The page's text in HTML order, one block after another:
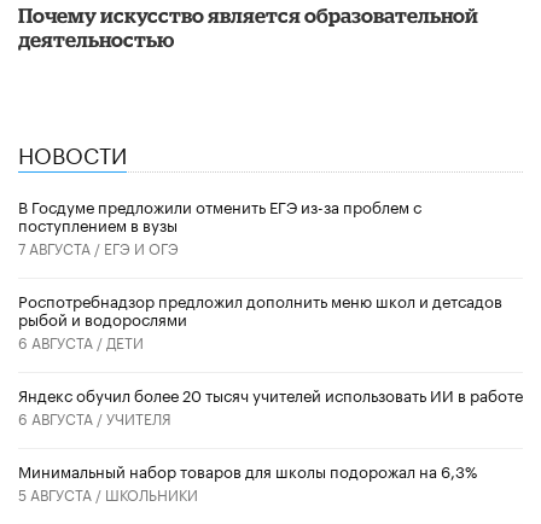
Почему искусство является образовательной
деятельностью
НОВОСТИ
В Госдуме предложили отменить ЕГЭ из-за проблем с
поступлением в вузы
7 АВГУСТА / ЕГЭ И ОГЭ
Роспотребнадзор предложил дополнить меню школ и детсадов
рыбой и водорослями
6 АВГУСТА / ДЕТИ
​Яндекс обучил более 20 тысяч учителей использовать ИИ в работе
6 АВГУСТА /УЧИТЕЛЯ
Минимальный набор товаров для школы подорожал на 6,3%
5 АВГУСТА / ШКОЛЬНИКИ